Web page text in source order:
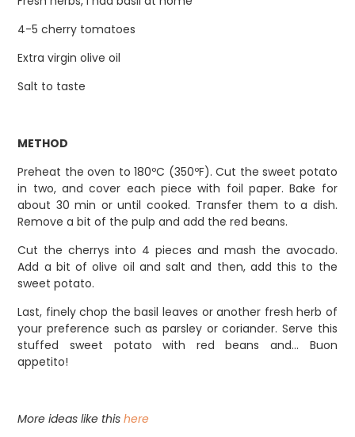
4-5 cherry tomatoes
Extra virgin olive oil
Salt to taste
METHOD
Preheat the oven to 180ºC (350ºF). Cut the sweet potato
in two, and cover each piece with foil paper. Bake for
about 30 min or until cooked. Transfer them to a dish.
Remove a bit of the pulp and add the red beans.
Cut the cherrys into 4 pieces and mash the avocado.
Add a bit of olive oil and salt and then, add this to the
sweet potato.
Last, finely chop the basil leaves or another fresh herb of
your preference such as parsley or coriander. Serve this
stuffed sweet potato with red beans and… Buon
appetito!
More ideas like thishere